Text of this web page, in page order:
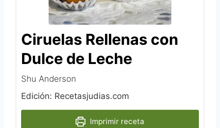
Ciruelas Rellenas con
Dulce de Leche
Shu Anderson‎
Edición: Recetasjudias.com
Imprimir receta